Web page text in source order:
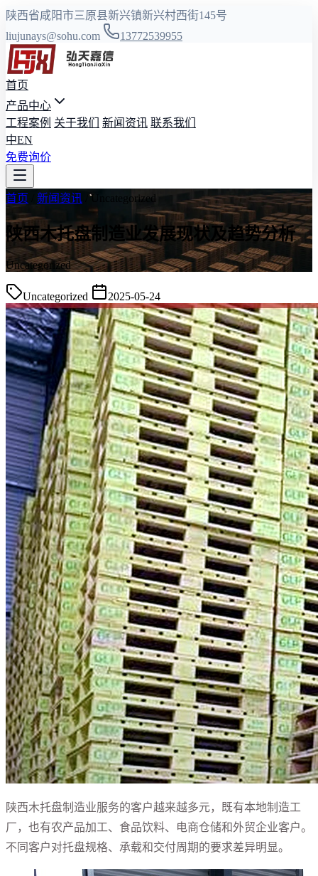
陕西省咸阳市三原县新兴镇新兴村西街145号
liujunays@sohu.com
13772539955
首页
产品中心
工程案例 关于我们 新闻资讯 联系我们
中EN
免费询价
首页 新闻资讯 Uncategorized
陕西木托盘制造业发展现状及趋势分析
Uncategorized
Uncategorized 2025-05-24
陕西木托盘制造业服务的客户越来越多元，既有本地制造工
厂，也有农产品加工、食品饮料、电商仓储和外贸企业客户。
不同客户对托盘规格、承载和交付周期的要求差异明显。